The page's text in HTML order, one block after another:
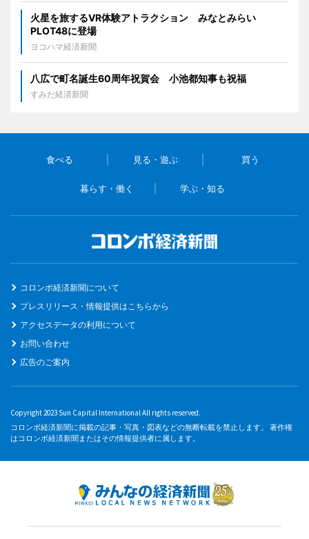
火星を旅するVR体験アトラクション みなとみらい
PLOT48に登場
ヨコハマ経済新聞
八広で町名誕生60周年祝賀会 小池都知事も祝福
すみだ経済新聞
食べる 見る・遊ぶ 買う
暮らす・働く 学ぶ・知る
コロンボ経済新聞について
プレスリリース・情報提供はこちらから
アクセスデータの利用について
お問い合わせ
広告のご案内
Copyright 2023 Sun Capital International All rights reserved.
コロンボ経済新聞に掲載の記事・写真・図表などの無断転載を禁止します。 著作権
はコロンボ経済新聞またはその情報提供者に属します。